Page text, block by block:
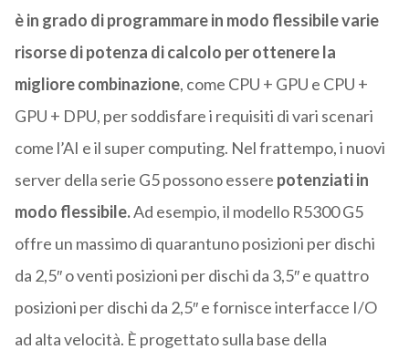
è in grado di programmare in modo flessibile varie
risorse di potenza di calcolo per ottenere la
migliore combinazione, come CPU + GPU e CPU +
GPU + DPU, per soddisfare i requisiti di vari scenari
come l’AI e il super computing. Nel frattempo, i nuovi
server della serie G5 possono essere potenziati in
modo flessibile.Ad esempio, il modello R5300 G5
offre un massimo di quarantuno posizioni per dischi
da 2,5″ o venti posizioni per dischi da 3,5″ e quattro
posizioni per dischi da 2,5″ e fornisce interfacce I/O
ad alta velocità. È progettato sulla base della